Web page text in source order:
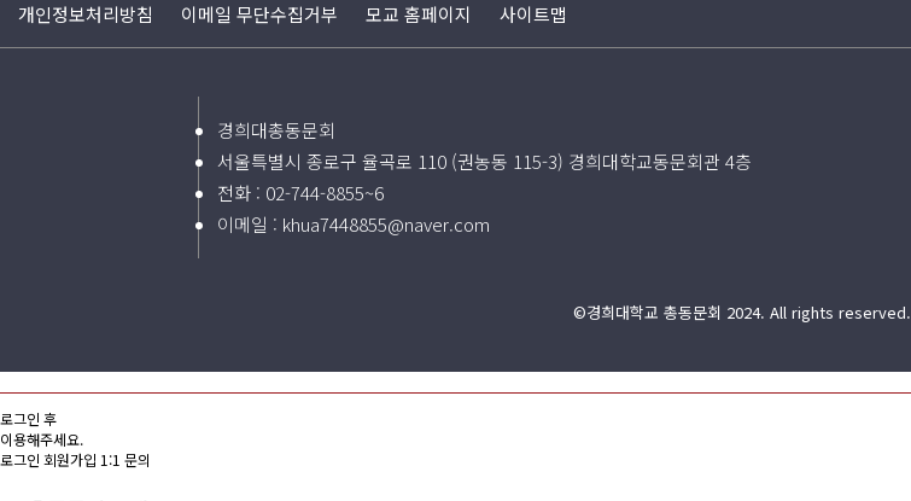
개인정보처리방침 이메일 무단수집거부 모교 홈페이지 사이트맵
경희대총동문회
서울특별시 종로구 율곡로 110 (권농동 115-3) 경희대학교동문회관 4층
전화 : 02-744-8855~6
이메일 : khua7448855@naver.com
©경희대학교 총동문회 2024. All rights reserved.
로그인 후
이용해주세요.
로그인 회원가입 1:1 문의